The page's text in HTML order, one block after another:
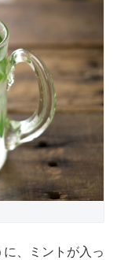
、ミントが入っ